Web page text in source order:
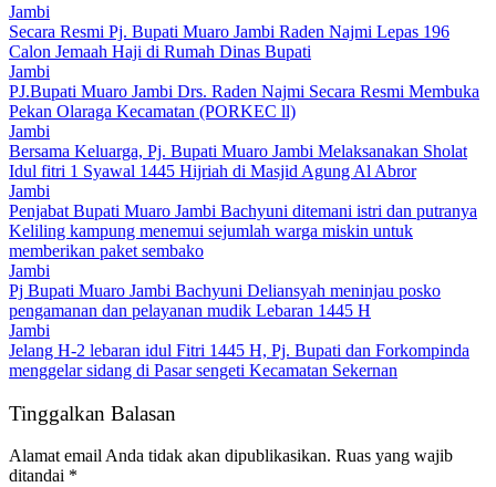
Jambi
Secara Resmi Pj. Bupati Muaro Jambi Raden Najmi Lepas 196
Calon Jemaah Haji di Rumah Dinas Bupati
Jambi
PJ.Bupati Muaro Jambi Drs. Raden Najmi Secara Resmi Membuka
Pekan Olaraga Kecamatan (PORKEC ll)
Jambi
Bersama Keluarga, Pj. Bupati Muaro Jambi Melaksanakan Sholat
Idul fitri 1 Syawal 1445 Hijriah di Masjid Agung Al Abror
Jambi
Penjabat Bupati Muaro Jambi Bachyuni ditemani istri dan putranya
Keliling kampung menemui sejumlah warga miskin untuk
memberikan paket sembako
Jambi
Pj Bupati Muaro Jambi Bachyuni Deliansyah meninjau posko
pengamanan dan pelayanan mudik Lebaran 1445 H
Jambi
Jelang H-2 lebaran idul Fitri 1445 H, Pj. Bupati dan Forkompinda
menggelar sidang di Pasar sengeti Kecamatan Sekernan
Tinggalkan Balasan
Alamat email Anda tidak akan dipublikasikan. Ruas yang wajib
ditandai *